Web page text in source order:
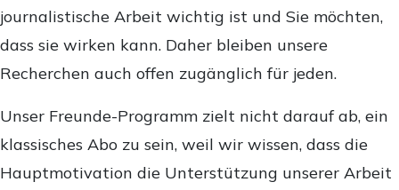
journalistische Arbeit wichtig ist und Sie möchten,
dass sie wirken kann. Daher bleiben unsere
Recherchen auch offen zugänglich für jeden.
Unser Freunde-Programm zielt nicht darauf ab, ein
klassisches Abo zu sein, weil wir wissen, dass die
Hauptmotivation die Unterstützung unserer Arbeit